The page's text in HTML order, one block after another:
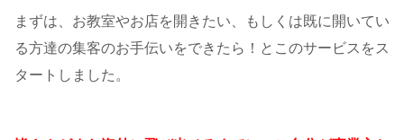
まずは、お教室やお店を開きたい、もしくは既に開いてい
る方達の集客のお手伝いをできたら！とこのサービスをス
タートしました。